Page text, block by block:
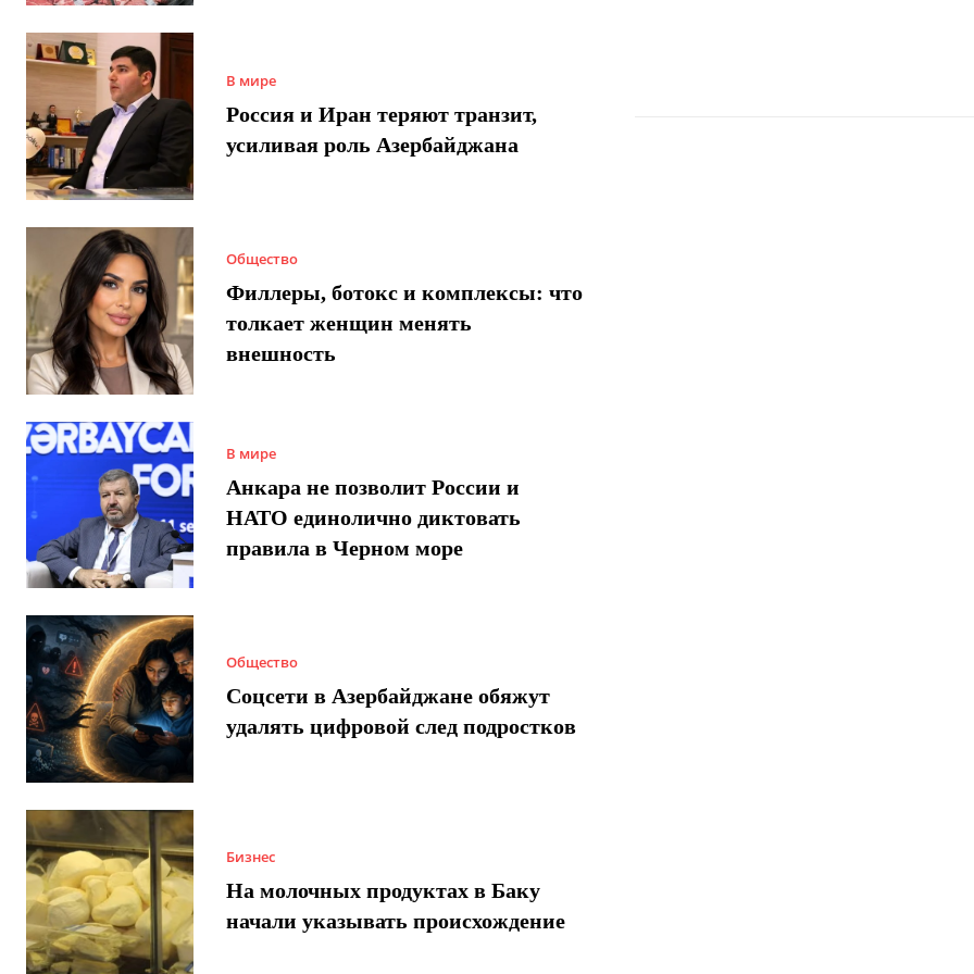
В мире
Россия и Иран теряют транзит,
усиливая роль Азербайджана
Общество
Филлеры, ботокс и комплексы: что
толкает женщин менять
внешность
В мире
Анкара не позволит России и
НАТО единолично диктовать
правила в Черном море
Общество
Соцсети в Азербайджане обяжут
удалять цифровой след подростков
Бизнес
На молочных продуктах в Баку
начали указывать происхождение